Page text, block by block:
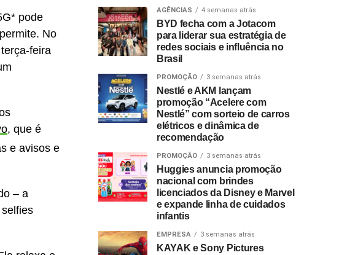
pode
No
feira
, que é
e avisos e
– a
AGÊNCIAS 4 semanas atrás
BYD fecha com a Jotacom
para liderar sua estratégia de
redes sociais e influência no
Brasil
PROMOÇÃO 3 semanas atrás
Nestlé e AKM lançam
promoção “Acelere com
Nestlé” com sorteio de carros
elétricos e dinâmica de
recomendação
PROMOÇÃO 3 semanas atrás
Huggies anuncia promoção
nacional com brindes
licenciados da Disney e Marvel
e expande linha de cuidados
infantis
EMPRESA 3 semanas atrás
KAYAK e Sony Pictures